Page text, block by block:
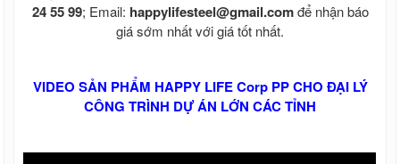
24 55 99; Email: happylifesteel@gmail.comđể nhận báo
giá sớm nhất với giá tốt nhất.
VIDEO SẢN PHẨM HAPPY LIFE Corp PP CHO ĐẠI LÝ
CÔNG TRÌNH DỰ ÁN LỚN CÁC TỈNH